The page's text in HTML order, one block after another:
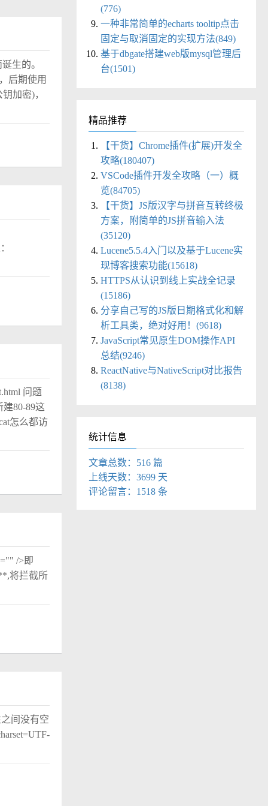
生的。
后期使用
加密)，
问题
80-89这
怎么都访
/>即
将拦截所
间没有空
(776)
一种非常简单的echarts tooltip点击
固定与取消固定的实现方法(849)
基于dbgate搭建web版mysql管理后
台(1501)
精品推荐
【干货】Chrome插件(扩展)开发全
攻略(180407)
VSCode插件开发全攻略（一）概
览(84705)
【干货】JS版汉字与拼音互转终极
方案，附简单的JS拼音输入法
(35120)
Lucene5.5.4入门以及基于Lucene实
现博客搜索功能(15618)
HTTPS从认识到线上实战全记录
(15186)
分享自己写的JS版日期格式化和解
析工具类，绝对好用！(9618)
JavaScript常见原生DOM操作API
总结(9246)
ReactNative与NativeScript对比报告
(8138)
统计信息
文章总数：516 篇
上线天数：3699 天
评论留言：1518 条